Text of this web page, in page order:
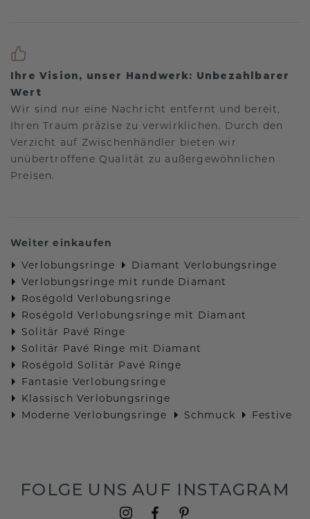
Ihre Vision, unser Handwerk: Unbezahlbarer
Wert
Wir sind nur eine Nachricht entfernt und bereit,
Ihren Traum präzise zu verwirklichen. Durch den
Verzicht auf Zwischenhändler bieten wir
unübertroffene Qualität zu außergewöhnlichen
Preisen.
Weiter einkaufen
Verlobungsringe
Diamant Verlobungsringe
Verlobungsringe mit runde Diamant
Roségold Verlobungsringe
Roségold Verlobungsringe mit Diamant
Solitär Pavé Ringe
Solitär Pavé Ringe mit Diamant
Roségold Solitär Pavé Ringe
Fantasie Verlobungsringe
Klassisch Verlobungsringe
Moderne Verlobungsringe
Schmuck Festive
FOLGE UNS AUF INSTAGRAM